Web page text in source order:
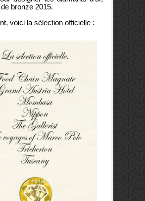
de bronze 2015.
voici la sélection officielle :